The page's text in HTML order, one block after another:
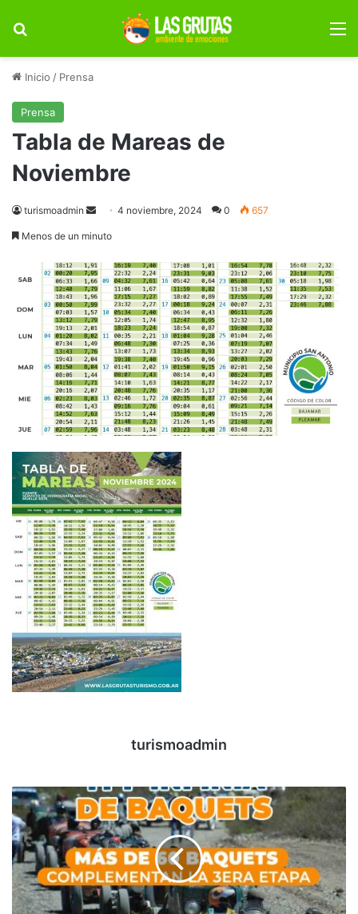
Inicio / Prensa
Prensa
Tabla de Mareas de
Noviembre
turismoadmin
Send4 noviembre, 2024 0 657
Menos de un minuto
turismoadmin